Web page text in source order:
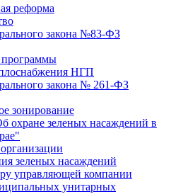
реформа
закона №83-ФЗ
НГП
закона № 261-ФЗ
зонирование
охране зеленых насаждений в
зеленых насаждений
управляющей компании
унитарных